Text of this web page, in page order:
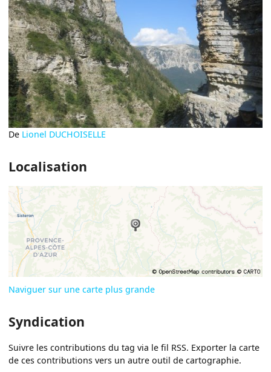
De Lionel DUCHOISELLE
Localisation
Naviguer sur une carte plus grande
Syndication
Suivre les contributions du tag via le fil RSS. Exporter la carte
de ces contributions vers un autre outil de cartographie.